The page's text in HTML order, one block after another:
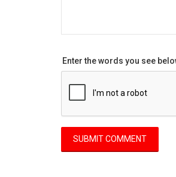
Enter the words you see